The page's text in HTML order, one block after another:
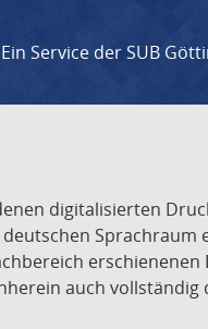
Ein Service der SUB
digitalisierten
Sprachraum
auch